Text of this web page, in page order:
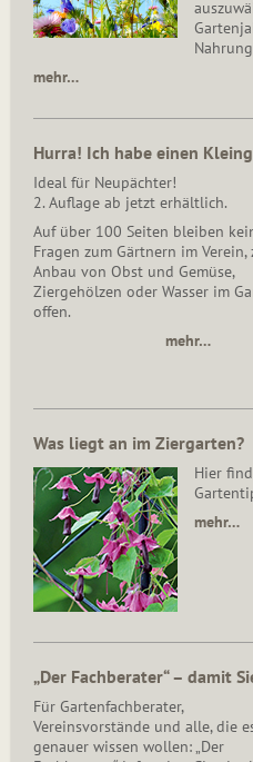
mehr…
Hurra! Ich habe einen
Ideal für Neupächter!
2. Auflage ab jetzt erhältlich.
Auf über 100 Seiten bleiben
Fragen zum Gärtnern im Verein,
Anbau von Obst und Gemüse,
Ziergehölzen oder Wasser im
offen.
mehr…
Was liegt an im Ziergarten?
Hier
mehr…
„Der Fachberater“ – damit
Für Gartenfachberater,
Vereinsvorstände und alle, die
genauer wissen wollen: „Der